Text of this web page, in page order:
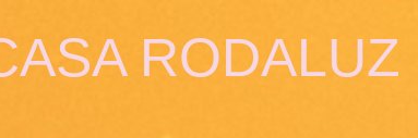
RODALUZ